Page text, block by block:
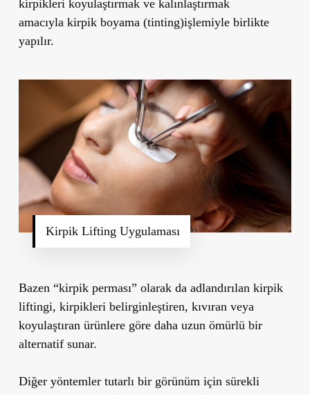
kirpikleri koyulaştırmak ve kalınlaştırmak
amacıyla kirpik boyama (tinting)işlemiyle birlikte
yapılır.
Kirpik Lifting Uygulaması
Bazen “kirpik perması” olarak da adlandırılan kirpik
liftingi, kirpikleri belirginleştiren, kıvıran veya
koyulaştıran ürünlere göre daha uzun ömürlü bir
alternatifsunar.
Diğer yöntemler tutarlı bir görünüm için sürekli